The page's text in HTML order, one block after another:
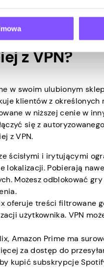
się aplikacjami
z VPN?
w swoim ulubionym
klientów z określonych
w niższej cenie w
się z
z VPN.
ścisłymi i irytującymi
Pobierają
Możesz odblokować
oferuje treści filtrowane
użytkownika. VPN
Amazon Prime ma
za dostęp do
kupić subskrypcje